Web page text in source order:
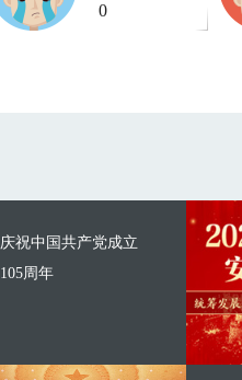
0
庆祝中国共产党成立
105周年